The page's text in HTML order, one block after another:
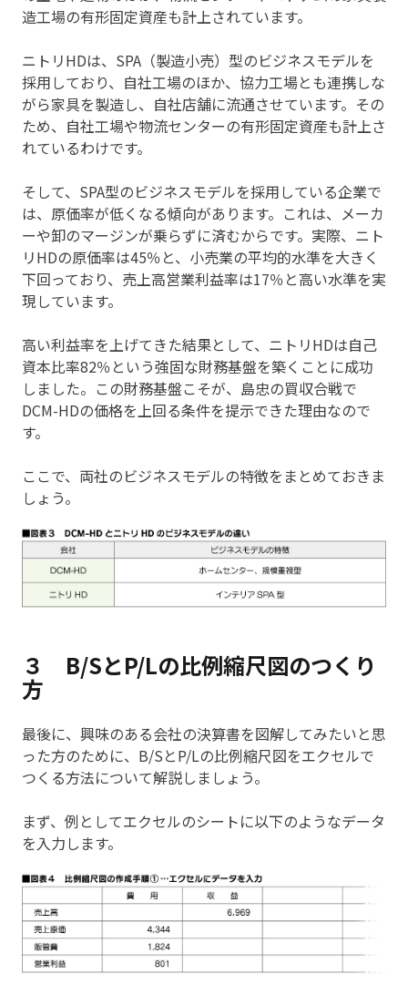
造工場の有形固定資産も計上されています。
ニトリHDは、SPA（製造小売）型のビジネスモデルを
採用しており、自社工場のほか、協力工場とも連携しな
がら家具を製造し、自社店舗に流通させています。その
ため、自社工場や物流センターの有形固定資産も計上さ
れているわけです。
そして、SPA型のビジネスモデルを採用している企業で
は、原価率が低くなる傾向があります。これは、メーカ
ーや卸のマージンが乗らずに済むからです。実際、ニト
リHDの原価率は45％と、小売業の平均的水準を大きく
下回っており、売上高営業利益率は17％と高い水準を実
現しています。
高い利益率を上げてきた結果として、ニトリHDは自己
資本比率82％という強固な財務基盤を築くことに成功
しました。この財務基盤こそが、島忠の買収合戦で
DCM-HDの価格を上回る条件を提示できた理由なので
す。
ここで、両社のビジネスモデルの特徴をまとめておきま
しょう。
３ B/SとP/Lの比例縮尺図のつくり
方
最後に、興味のある会社の決算書を図解してみたいと思
った方のために、B/SとP/Lの比例縮尺図をエクセルで
つくる方法について解説しましょう。
まず、例としてエクセルのシートに以下のようなデータ
を入力します。